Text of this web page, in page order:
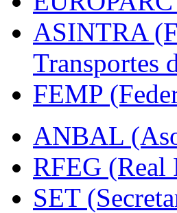
ASINTRA
Transportes
FEMP
ANBAL
RFEG (Real
SET